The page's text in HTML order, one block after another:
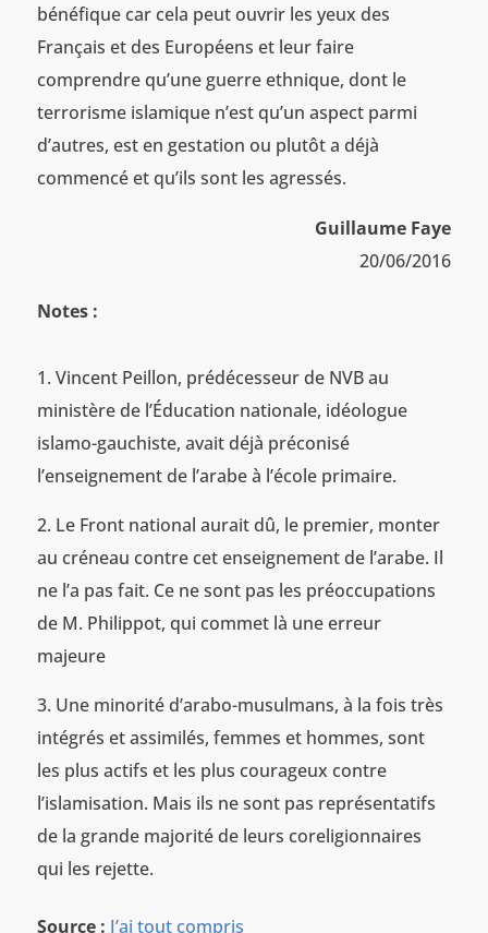
bénéfique car cela peut ouvrir les yeux des
Français et des Européens et leur faire
comprendre qu’une guerre ethnique, dont le
terrorisme islamique n’est qu’un aspect parmi
d’autres, est en gestation ou plutôt a déjà
commencé et qu’ils sont les agressés.
Guillaume Faye
20/06/2016
Notes :
Vincent Peillon, prédécesseur de NVB au
ministère de l’Éducation nationale, idéologue
islamo-gauchiste, avait déjà préconisé
l’enseignement de l’arabe à l’école primaire.
Le Front national aurait dû, le premier, monter
au créneau contre cet enseignement de l’arabe. Il
ne l’a pas fait. Ce ne sont pas les préoccupations
de M. Philippot, qui commet là une erreur
majeure
Une minorité d’arabo-musulmans, à la fois très
intégrés et assimilés, femmes et hommes, sont
les plus actifs et les plus courageux contre
l’islamisation. Mais ils ne sont pas représentatifs
de la grande majorité de leurs coreligionnaires
qui les rejette.
Source : J’ai tout compris